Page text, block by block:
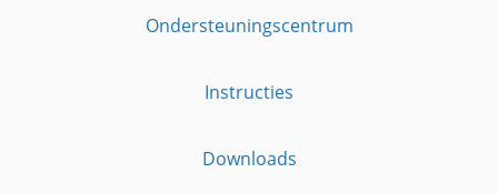
Ondersteuningscentrum
Instructies
Downloads